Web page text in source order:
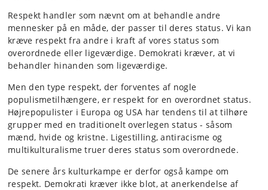
Respekt handler som nævnt om at behandle andre
mennesker på en måde, der passer til deres status. Vi kan
kræve respekt fra andre i kraft af vores status som
overordnede eller ligeværdige. Demokrati kræver, at vi
behandler hinanden som ligeværdige.
Men den type respekt, der forventes af nogle
populismetilhængere, er respekt for en overordnet status.
Højrepopulister i Europa og USA har tendens til at tilhøre
grupper med en traditionelt overlegen status - såsom
mænd, hvide og kristne. Ligestilling, antiracisme og
multikulturalisme truer deres status som overordnede.
De senere års kulturkampe er derfor også kampe om
respekt. Demokrati kræver ikke blot, at anerkendelse af